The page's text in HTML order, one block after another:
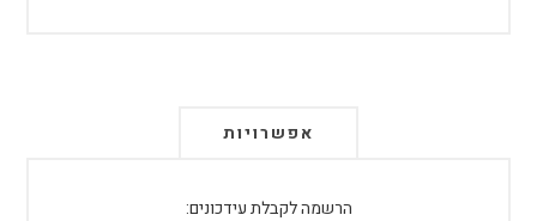
אפשרויות
הרשמה לקבלת עידכונים: